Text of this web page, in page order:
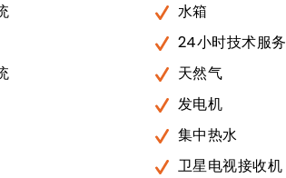
水箱
24小时技术服务
天然气
发电机
集中热水
卫星电视接收机